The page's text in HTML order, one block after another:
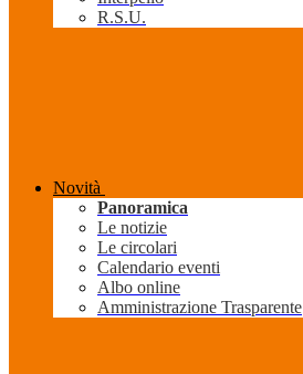
R.S.U.
Novità
Panoramica
Le notizie
Le circolari
Calendario eventi
Albo online
Amministrazione Trasparente